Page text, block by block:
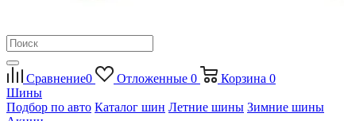
Сравнение0 Отложенные 0 Корзина 0
Шины
Подбор по авто Каталог шин Летние шины Зимние шины